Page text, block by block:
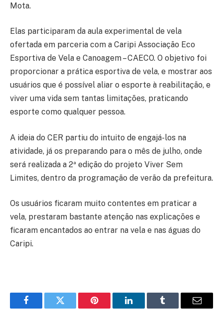
Mota.
Elas participaram da aula experimental de vela
ofertada em parceria com a Caripi Associação Eco
Esportiva de Vela e Canoagem – CAECO. O objetivo foi
proporcionar a prática esportiva de vela, e mostrar aos
usuários que é possível aliar o esporte à reabilitação, e
viver uma vida sem tantas limitações, praticando
esporte como qualquer pessoa.
A ideia do CER partiu do intuito de engajá-los na
atividade, já os preparando para o mês de julho, onde
será realizada a 2ª edição do projeto Viver Sem
Limites, dentro da programação de verão da prefeitura.
Os usuários ficaram muito contentes em praticar a
vela, prestaram bastante atenção nas explicações e
ficaram encantados ao entrar na vela e nas águas do
Caripi.
FacebookTwitter Pinterest LinkedInTumblr
E-